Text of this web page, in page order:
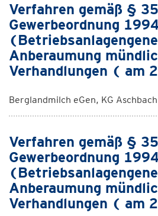
Verfahren gemäß §
Gewerbeordnung 1994
Anberaumung
Verhandlungen ( am
Berglandmilch eGen, KG
Verfahren gemäß §
Gewerbeordnung 1994
Anberaumung
Verhandlungen ( am